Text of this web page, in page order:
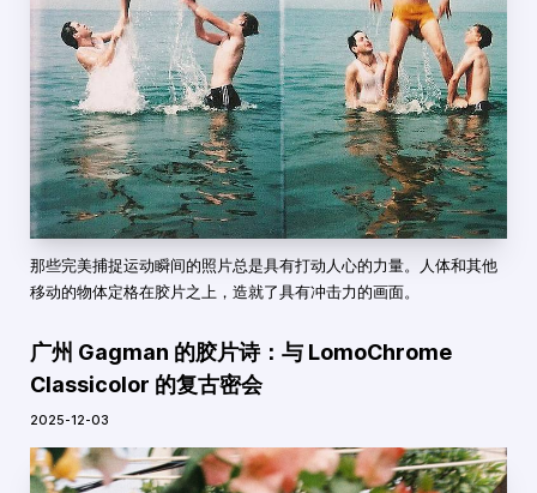
那些完美捕捉运动瞬间的照片总是具有打动人心的力量。人体和其他
移动的物体定格在胶片之上，造就了具有冲击力的画面。
广州 Gagman 的胶片诗：与 LomoChrome
Classicolor 的复古密会
2025-12-03